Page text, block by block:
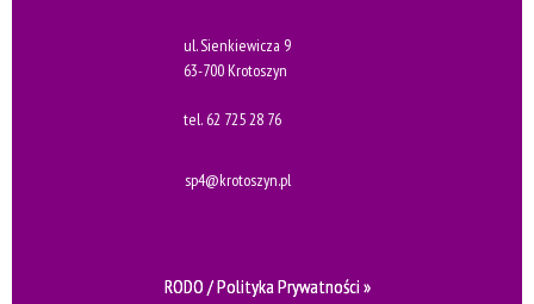
ul. Sienkiewicza 9
63-700 Krotoszyn
tel. 62 725 28 76
sp4@krotoszyn.pl
RODO / Polityka Prywatności »